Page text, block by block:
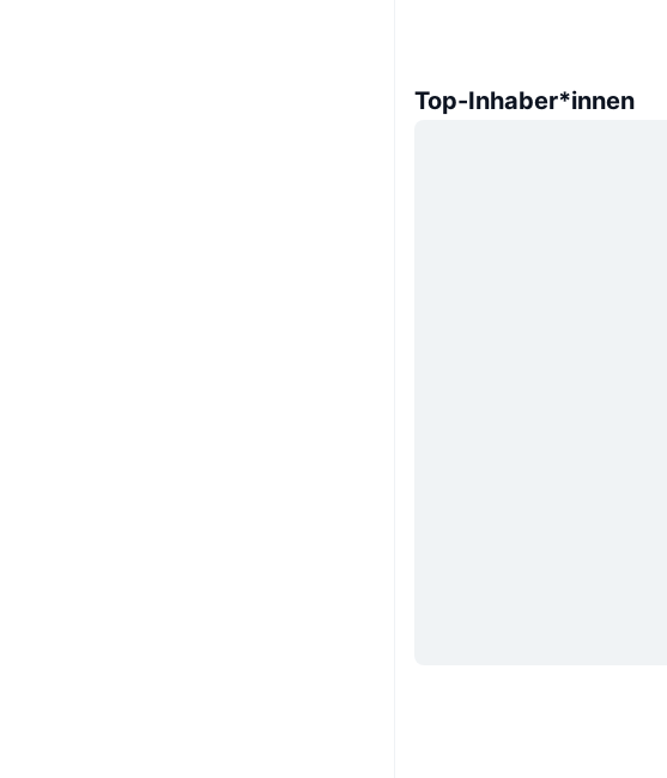
Top-Inhaber*innen